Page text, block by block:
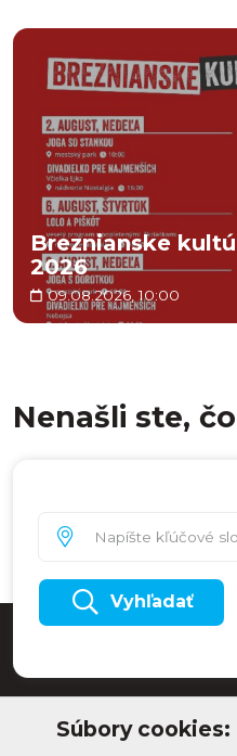
Breznianske
2026
09.08.2026, 10:00
Nenašli ste,
Vyhľadať
Súbory cookies: